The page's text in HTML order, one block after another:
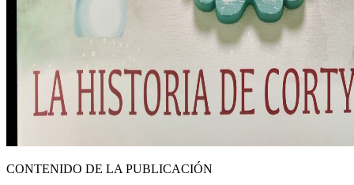
CONTENIDO DE LA PUBLICACIÓN